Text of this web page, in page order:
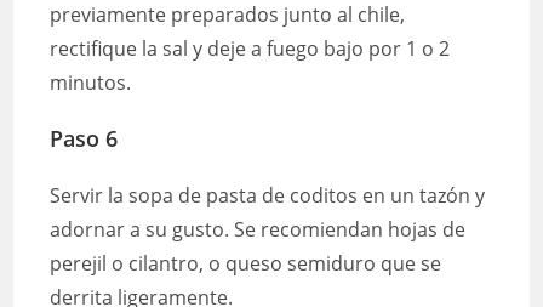
previamente preparados junto al chile,
rectifique la sal y deje a fuego bajo por 1 o 2
minutos.
Paso 6
Servir la sopa de pasta de coditos en un tazón y
adornar a su gusto. Se recomiendan hojas de
perejil o cilantro, o queso semiduro que se
derrita ligeramente.